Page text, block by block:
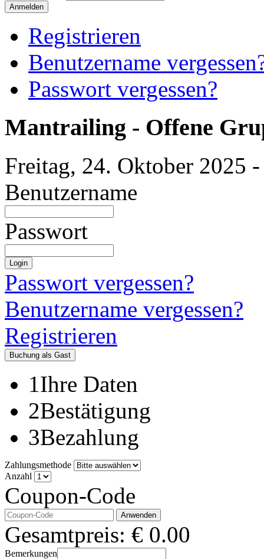
Anmelden
Registrieren
Benutzername
Passwort vergessen?
Mantrailing - Offene
Freitag, 24. Oktober 2025
Benutzername
Passwort
Login
Passwort vergessen?
Benutzername vergessen?
Registrieren
Buchung als Gast
1Ihre Daten
2Bestätigung
3Bezahlung
Zahlungsmethode
Anzahl
Coupon-Code
Anwenden
Gesamtpreis: € 0.00
Bemerkungen